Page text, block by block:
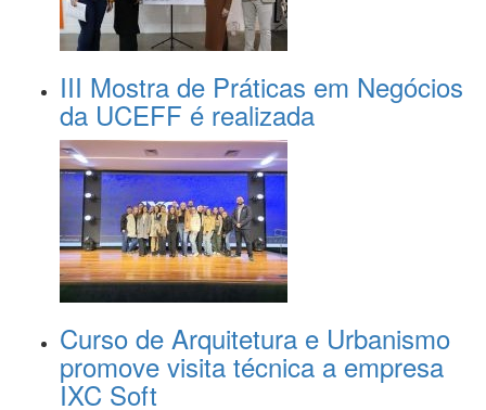
III Mostra de Práticas em Negócios
da UCEFF é realizada
Curso de Arquitetura e Urbanismo
promove visita técnica a empresa
IXC Soft